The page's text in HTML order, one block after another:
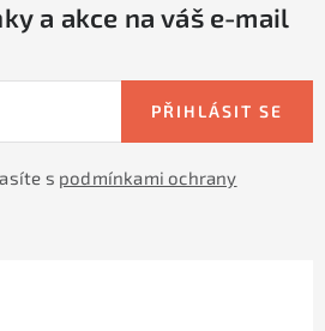
a akce na váš e-mail
s podmínkami ochrany
PŘIHLÁSIT SE